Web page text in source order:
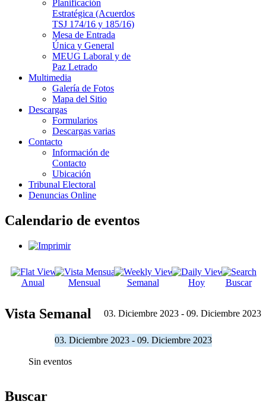
Planificación
Estratégica (Acuerdos
TSJ 174/16 y 185/16)
Mesa de Entrada
Única y General
MEUG Laboral y de
Paz Letrado
Multimedia
Galería de Fotos
Mapa del Sitio
Descargas
Formularios
Descargas varias
Contacto
Información de
Contacto
Ubicación
Tribunal Electoral
Denuncias Online
Calendario de eventos
Anual Mensual Semanal Hoy Buscar
Vista Semanal 03. Diciembre 2023 - 09. Diciembre 2023
03. Diciembre 2023 - 09. Diciembre 2023
Sin eventos
Buscar